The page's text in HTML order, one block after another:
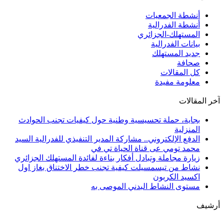
أنشطة الجمعيات
أنشطة الفدرالية
المستهلك-الجزائري
بيانات الفدرالية
جديد المستهلك
صحافة
كل المقالات
معلومة مفيدة
آخر المقالات
بجاية، حملة تحسيسية وطنية حول كيفيات تجنب الحوادث
المنزلية
الدفع الإلكتروني.. مشاركة المدير التنفيذي للفدرالية السيد
محمد تومي عى قناة الحياة تي في
زيارة مجاملة وتبادل أفكار بناءة لفائدة المستهلك الجزائري
نشاط من تيسمسيلت كيفية تجنب خطر الاختناق بغاز اول
اكسيد الكربون
مستوى النشاط البدني الموصى به
أرشيف